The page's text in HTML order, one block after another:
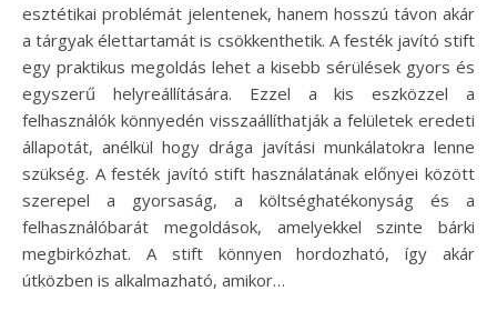
esztétikai problémát jelentenek, hanem hosszú távon akár
a tárgyak élettartamát is csökkenthetik. A festék javító stift
egy praktikus megoldás lehet a kisebb sérülések gyors és
egyszerű helyreállítására. Ezzel a kis eszközzel a
felhasználók könnyedén visszaállíthatják a felületek eredeti
állapotát, anélkül hogy drága javítási munkálatokra lenne
szükség. A festék javító stift használatának előnyei között
szerepel a gyorsaság, a költséghatékonyság és a
felhasználóbarát megoldások, amelyekkel szinte bárki
megbirkózhat. A stift könnyen hordozható, így akár
útközben is alkalmazható, amikor…